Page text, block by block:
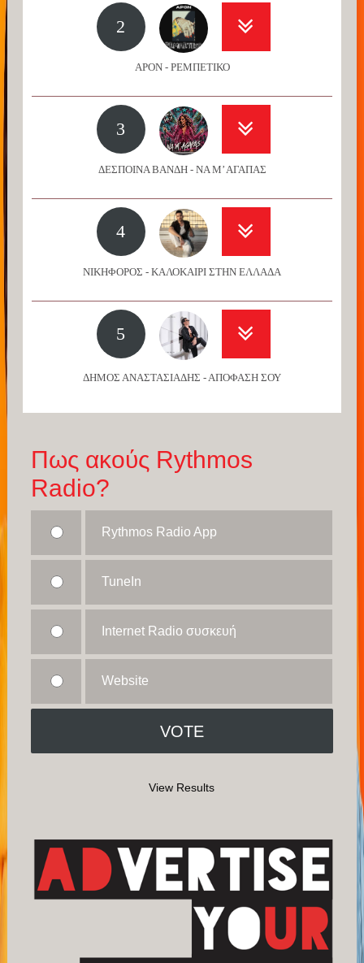
2
APON - ΡΕΜΠΕΤΙΚΟ
3
ΔΕΣΠΟΙΝΑ ΒΑΝΔΗ - ΝΑ Μ’ ΑΓΑΠΑΣ
4
ΝΙΚΗΦΟΡΟΣ - ΚΑΛΟΚΑΙΡΙ ΣΤΗΝ ΕΛΛΑΔΑ
5
ΔΗΜΟΣ ΑΝΑΣΤΑΣΙΑΔΗΣ - ΑΠΟΦΑΣΗ ΣΟΥ
Πως ακούς Rythmos
Radio?
Rythmos Radio App
TuneIn
Internet Radio συσκευή
Website
View Results